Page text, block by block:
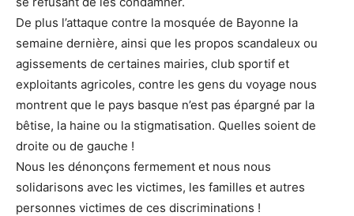
De plus l’attaque contre la mosquée de Bayonne la
semaine dernière, ainsi que les propos scandaleux ou
agissements de certaines mairies, club sportif et
exploitants agricoles, contre les gens du voyage nous
montrent que le pays basque n’est pas épargné par la
bêtise, la haine ou la stigmatisation. Quelles soient de
droite ou de gauche !
Nous les dénonçons fermement et nous nous
solidarisons avec les victimes, les familles et autres
personnes victimes de ces discriminations !